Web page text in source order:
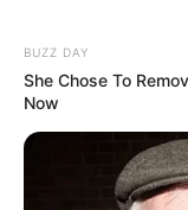
BUZZ DAY
She Chose To
Now